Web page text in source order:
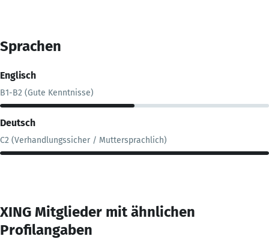
Sprachen
Englisch
B1-B2 (Gute Kenntnisse)
Deutsch
C2 (Verhandlungssicher / Muttersprachlich)
XING Mitglieder mit ähnlichen
Profilangaben